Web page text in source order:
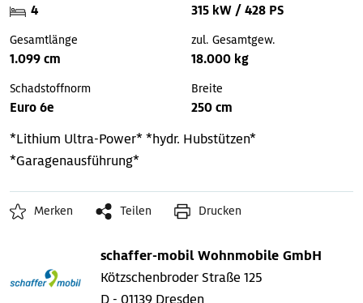
4 315 kW / 428 PS
Gesamtlänge
1.099 cm
zul. Gesamtgew.
18.000 kg
Schadstoffnorm
Euro 6e
Breite
250 cm
*Lithium Ultra-Power**hydr. Hubstützen*
*Garagenausführung*
Merken Teilen Drucken
schaffer-mobil Wohnmobile GmbH
Kötzschenbroder Straße 125